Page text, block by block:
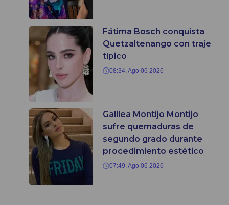
Fátima Bosch conquista
Quetzaltenango con traje
típico
08:34, Ago 06 2026
Galilea Montijo Montijo
sufre quemaduras de
segundo grado durante
procedimiento estético
07:49, Ago 06 2026